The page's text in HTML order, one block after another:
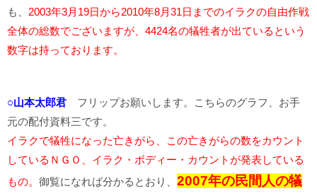
も、 2003年3月19日から2010年8月31日までのイラクの自由作戦
全体の総数でございますが、4424名の犠牲者が出ているという
数字は持っております。
○山本太郎君 フリップお願いします。こちらのグラフ、お手
元の配付資料三です。
イラクで犠牲になった亡きがら、この亡きがらの数をカウント
しているＮＧＯ、イラク・ボディー・カウントが発表している
もの。 御覧になれば分かるとおり、 2007年の民間人の犠